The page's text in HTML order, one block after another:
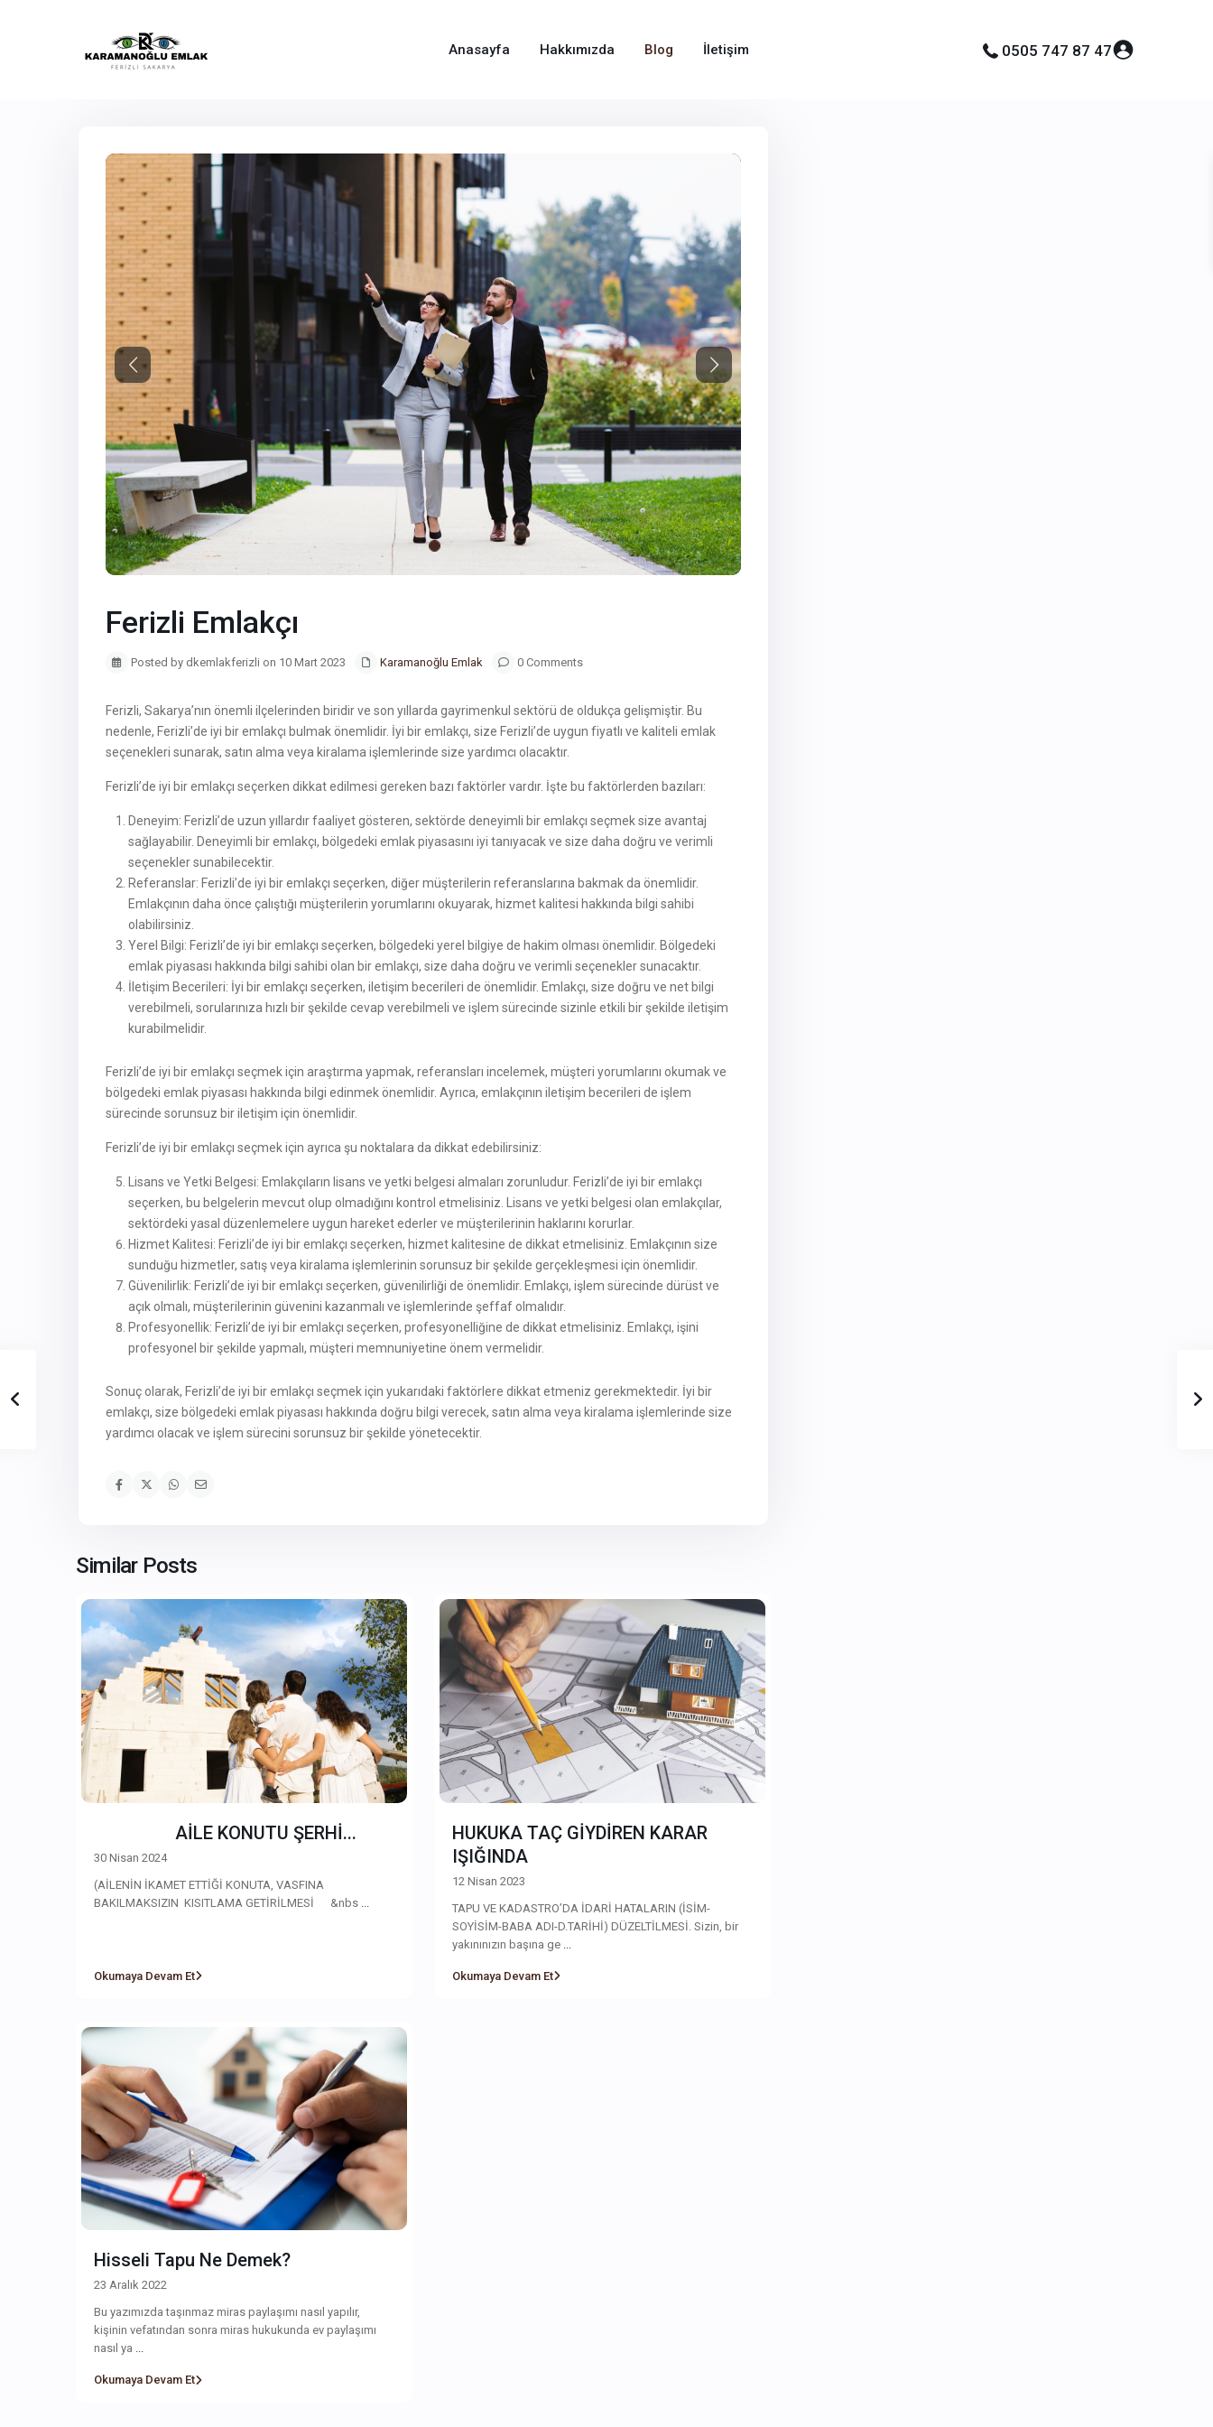
Anasayfa Hakkımızda Blog İletişim 0505 747 87 47
Previous Next
Ferizli Emlakçı
Posted by dkemlakferizli on 10 Mart 2023 Karamanoğlu Emlak 0 Comments
Ferizli, Sakarya’nın önemli ilçelerinden biridir ve son yıllarda gayrimenkul sektörü de oldukça gelişmiştir. Bu
nedenle, Ferizli’de iyi bir emlakçı bulmak önemlidir. İyi bir emlakçı, size Ferizli’de uygun fiyatlı ve kaliteli emlak
seçenekleri sunarak, satın alma veya kiralama işlemlerinde size yardımcı olacaktır.
Ferizli’de iyi bir emlakçı seçerken dikkat edilmesi gereken bazı faktörler vardır. İşte bu faktörlerden bazıları:
Deneyim: Ferizli’de uzun yıllardır faaliyet gösteren, sektörde deneyimli bir emlakçı seçmek size avantaj
sağlayabilir. Deneyimli bir emlakçı, bölgedeki emlak piyasasını iyi tanıyacak ve size daha doğru ve verimli
seçenekler sunabilecektir.
Referanslar: Ferizli’de iyi bir emlakçı seçerken, diğer müşterilerin referanslarına bakmak da önemlidir.
Emlakçının daha önce çalıştığı müşterilerin yorumlarını okuyarak, hizmet kalitesi hakkında bilgi sahibi
olabilirsiniz.
Yerel Bilgi: Ferizli’de iyi bir emlakçı seçerken, bölgedeki yerel bilgiye de hakim olması önemlidir. Bölgedeki
emlak piyasası hakkında bilgi sahibi olan bir emlakçı, size daha doğru ve verimli seçenekler sunacaktır.
İletişim Becerileri: İyi bir emlakçı seçerken, iletişim becerileri de önemlidir. Emlakçı, size doğru ve net bilgi
verebilmeli, sorularınıza hızlı bir şekilde cevap verebilmeli ve işlem sürecinde sizinle etkili bir şekilde iletişim
kurabilmelidir.
Ferizli’de iyi bir emlakçı seçmek için araştırma yapmak, referansları incelemek, müşteri yorumlarını okumak ve
bölgedeki emlak piyasası hakkında bilgi edinmek önemlidir. Ayrıca, emlakçının iletişim becerileri de işlem
sürecinde sorunsuz bir iletişim için önemlidir.
Ferizli’de iyi bir emlakçı seçmek için ayrıca şu noktalara da dikkat edebilirsiniz:
Lisans ve Yetki Belgesi: Emlakçıların lisans ve yetki belgesi almaları zorunludur. Ferizli’de iyi bir emlakçı
seçerken, bu belgelerin mevcut olup olmadığını kontrol etmelisiniz. Lisans ve yetki belgesi olan emlakçılar,
sektördeki yasal düzenlemelere uygun hareket ederler ve müşterilerinin haklarını korurlar.
Hizmet Kalitesi: Ferizli’de iyi bir emlakçı seçerken, hizmet kalitesine de dikkat etmelisiniz. Emlakçının size
sunduğu hizmetler, satış veya kiralama işlemlerinin sorunsuz bir şekilde gerçekleşmesi için önemlidir.
Güvenilirlik: Ferizli’de iyi bir emlakçı seçerken, güvenilirliği de önemlidir. Emlakçı, işlem sürecinde dürüst ve
açık olmalı, müşterilerinin güvenini kazanmalı ve işlemlerinde şeffaf olmalıdır.
Profesyonellik: Ferizli’de iyi bir emlakçı seçerken, profesyonelliğine de dikkat etmelisiniz. Emlakçı, işini
profesyonel bir şekilde yapmalı, müşteri memnuniyetine önem vermelidir.
Sonuç olarak, Ferizli’de iyi bir emlakçı seçmek için yukarıdaki faktörlere dikkat etmeniz gerekmektedir. İyi bir
emlakçı, size bölgedeki emlak piyasası hakkında doğru bilgi verecek, satın alma veya kiralama işlemlerinde size
yardımcı olacak ve işlem sürecini sorunsuz bir şekilde yönetecektir.
Similar Posts
AİLE KONUTU ŞERHİ...
30 Nisan 2024
(AİLENİN İKAMET ETTİĞİ KONUTA, VASFINA
BAKILMAKSIZIN KISITLAMA GETİRİLMESİ &nbs
Okumaya Devam Et
HUKUKA TAÇ GİYDİREN KARAR
IŞIĞINDA
12 Nisan 2023
TAPU VE KADASTRO’DA İDARİ HATALARIN (İSİM-
SOYİSİM-BABA ADI-D.TARİHİ) DÜZELTİLMESİ. Sizin, bir
yakınınızın başına ge
Okumaya Devam Et
Hisseli Tapu Ne Demek?
23 Aralık 2022
Bu yazımızda taşınmaz miras paylaşımı nasıl yapılır,
kişinin vefatından sonra miras hukukunda ev paylaşımı
nasıl ya ...
Okumaya Devam Et